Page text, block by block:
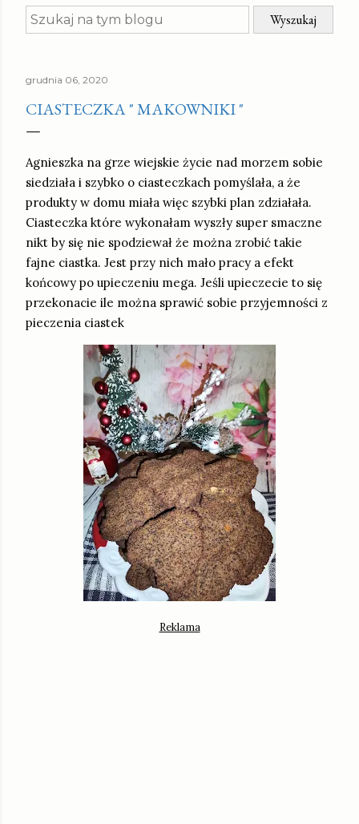
grudnia 06, 2020
CIASTECZKA " MAKOWNIKI "
Agnieszka na grze wiejskie życie nad morzem sobie
siedziała i szybko o ciasteczkach pomyślała, a że
produkty w domu miała więc szybki plan zdziałała.
Ciasteczka które wykonałam wyszły super smaczne
nikt by się nie spodziewał że można zrobić takie
fajne ciastka. Jest przy nich mało pracy a efekt
końcowy po upieczeniu mega. Jeśli upieczecie to się
przekonacie ile można sprawić sobie przyjemności z
pieczenia ciastek